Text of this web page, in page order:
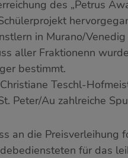
des „Petrus
in Murano/
aller Fraktionenn
bestimmt.
Teschl-
Peter/Au zahlreiche
an die
für das